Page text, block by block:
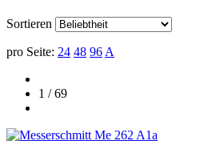
Sortieren
pro Seite: 24 48 96 A
1 / 69